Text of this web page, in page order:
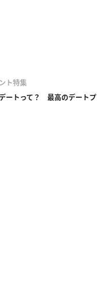
ト特集
ートって？ 最高のデートプ